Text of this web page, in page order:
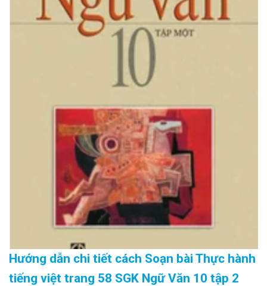
Hướng dẫn chi tiết cách Soạn bài Thực hành
tiếng việt trang 58 SGK Ngữ Văn 10 tập 2